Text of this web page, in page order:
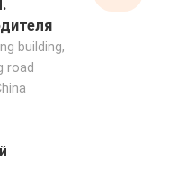
building,
road